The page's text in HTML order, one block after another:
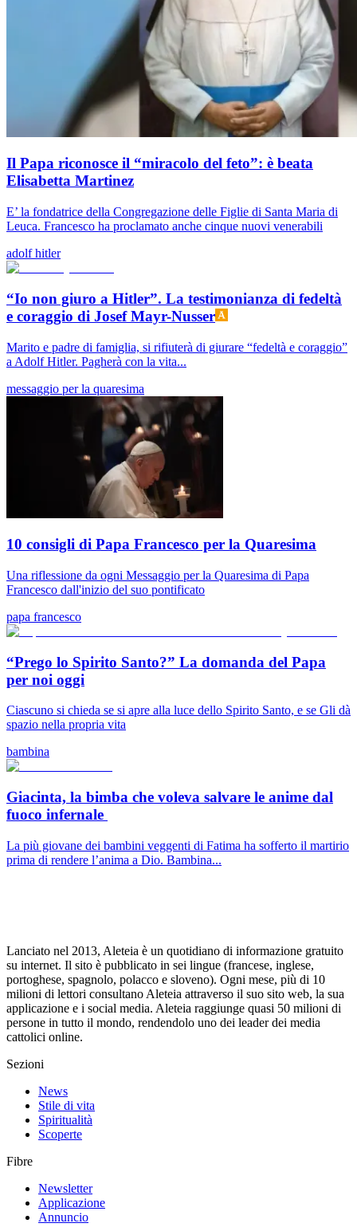
Il Papa riconosce il “miracolo del feto”: è beata
Elisabetta Martinez
E’ la fondatrice della Congregazione delle Figlie di Santa Maria di
Leuca. Francesco ha proclamato anche cinque nuovi venerabili
adolf hitler
“Io non giuro a Hitler”. La testimonianza di fedeltà
e coraggio di Josef Mayr-Nusser
Marito e padre di famiglia, si rifiuterà di giurare “fedeltà e coraggio”
a Adolf Hitler. Pagherà con la vita...
messaggio per la quaresima
10 consigli di Papa Francesco per la Quaresima
Una riflessione da ogni Messaggio per la Quaresima di Papa
Francesco dall'inizio del suo pontificato
papa francesco
“Prego lo Spirito Santo?” La domanda del Papa
per noi oggi
Ciascuno si chieda se si apre alla luce dello Spirito Santo, e se Gli dà
spazio nella propria vita
bambina
Giacinta, la bimba che voleva salvare le anime dal
fuoco infernale
La più giovane dei bambini veggenti di Fatima ha sofferto il martirio
prima di rendere l’anima a Dio. Bambina...
Lanciato nel 2013, Aleteia è un quotidiano di informazione gratuito
su internet. Il sito è pubblicato in sei lingue (francese, inglese,
portoghese, spagnolo, polacco e sloveno). Ogni mese, più di 10
milioni di lettori consultano Aleteia attraverso il suo sito web, la sua
applicazione e i social media. Aleteia raggiunge quasi 50 milioni di
persone in tutto il mondo, rendendolo uno dei leader dei media
cattolici online.
Sezioni
News
Stile di vita
Spiritualità
Scoperte
Fibre
Newsletter
Applicazione
Annuncio